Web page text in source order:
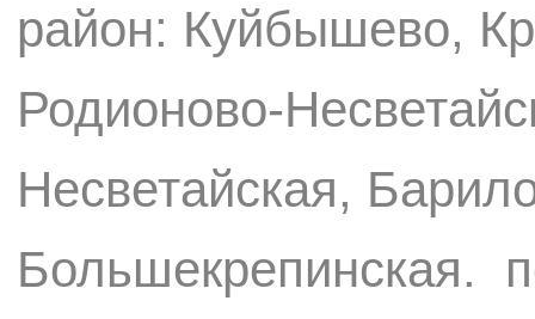
район: Куйбышево,
Родионово-
Несветайская,
Большекрепинская.